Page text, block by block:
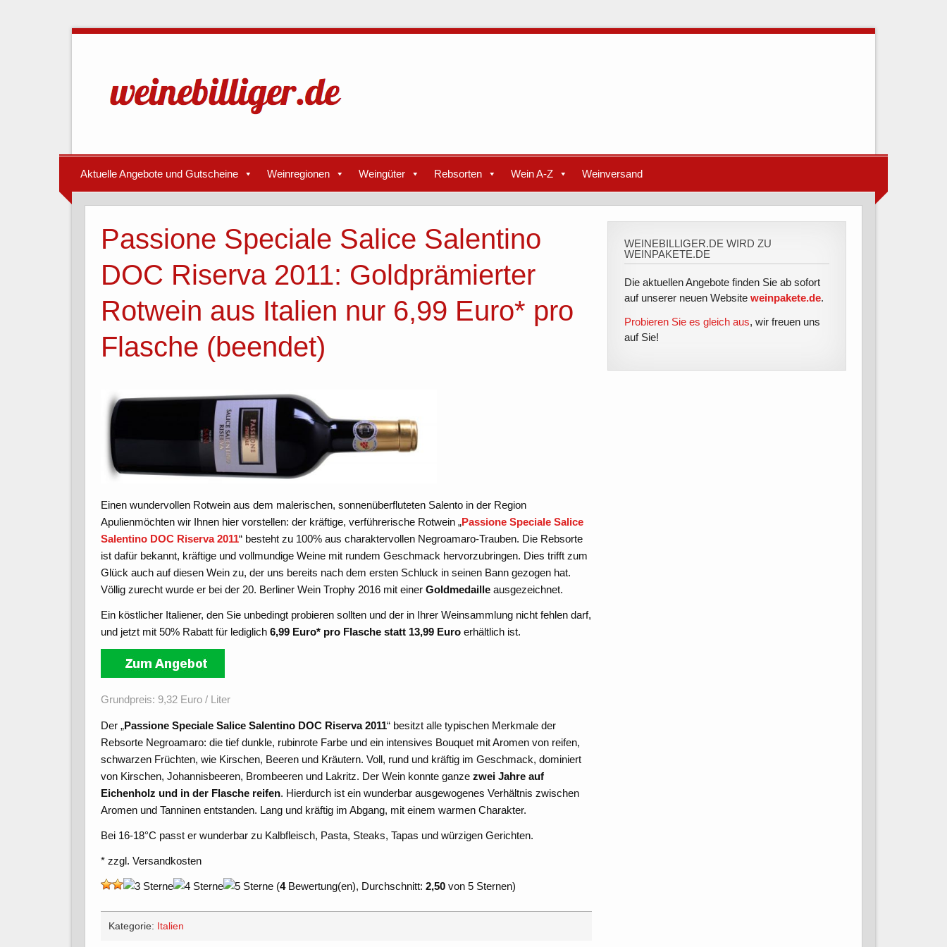
Aktuelle Angebote und Gutscheine Weinregionen Weingüter Rebsorten Wein A-Z Weinversand
Passione Speciale Salice Salentino
DOC Riserva 2011: Goldprämierter
Rotwein aus Italien nur 6,99 Euro* pro
Flasche (beendet)
Einen wundervollen Rotwein aus dem malerischen, sonnenüberfluteten Salento in der Region
Apulienmöchten wir Ihnen hier vorstellen: der kräftige, verführerische Rotwein „Passione Speciale Salice
Salentino DOC Riserva 2011“ besteht zu 100% aus charaktervollen Negroamaro-Trauben. Die Rebsorte
ist dafür bekannt, kräftige und vollmundige Weine mit rundem Geschmack hervorzubringen. Dies trifft zum
Glück auch auf diesen Wein zu, der uns bereits nach dem ersten Schluck in seinen Bann gezogen hat.
Völlig zurecht wurde er bei der 20. Berliner Wein Trophy 2016 mit einerGoldmedaille ausgezeichnet.
Ein köstlicher Italiener, den Sie unbedingt probieren sollten und der in Ihrer Weinsammlung nicht fehlen darf,
und jetzt mit 50% Rabatt für lediglich6,99 Euro* pro Flasche statt 13,99 Euro erhältlich ist.
Grundpreis: 9,32 Euro / Liter
Der „Passione Speciale Salice Salentino DOC Riserva 2011“ besitzt alle typischen Merkmale der
Rebsorte Negroamaro: die tief dunkle, rubinrote Farbe und ein intensives Bouquet mit Aromen von reifen,
schwarzen Früchten, wie Kirschen, Beeren und Kräutern. Voll, rund und kräftig im Geschmack, dominiert
von Kirschen, Johannisbeeren, Brombeeren und Lakritz. Der Wein konnte ganzezwei Jahre auf
Eichenholz und in der Flasche reifen. Hierdurch ist ein wunderbar ausgewogenes Verhältnis zwischen
Aromen und Tanninen entstanden. Lang und kräftig im Abgang, mit einem warmen Charakter.
Bei 16-18°C passt er wunderbar zu Kalbfleisch, Pasta, Steaks, Tapas und würzigen Gerichten.
* zzgl. Versandkosten
(4Bewertung(en), Durchschnitt:2,50 von 5 Sternen)
Kategorie: Italien
WEINEBILLIGER.DE WIRD ZU
WEINPAKETE.DE
Die aktuellen Angebote finden Sie ab sofort
auf unserer neuen Websiteweinpakete.de.
Probieren Sie es gleich aus, wir freuen uns
auf Sie!